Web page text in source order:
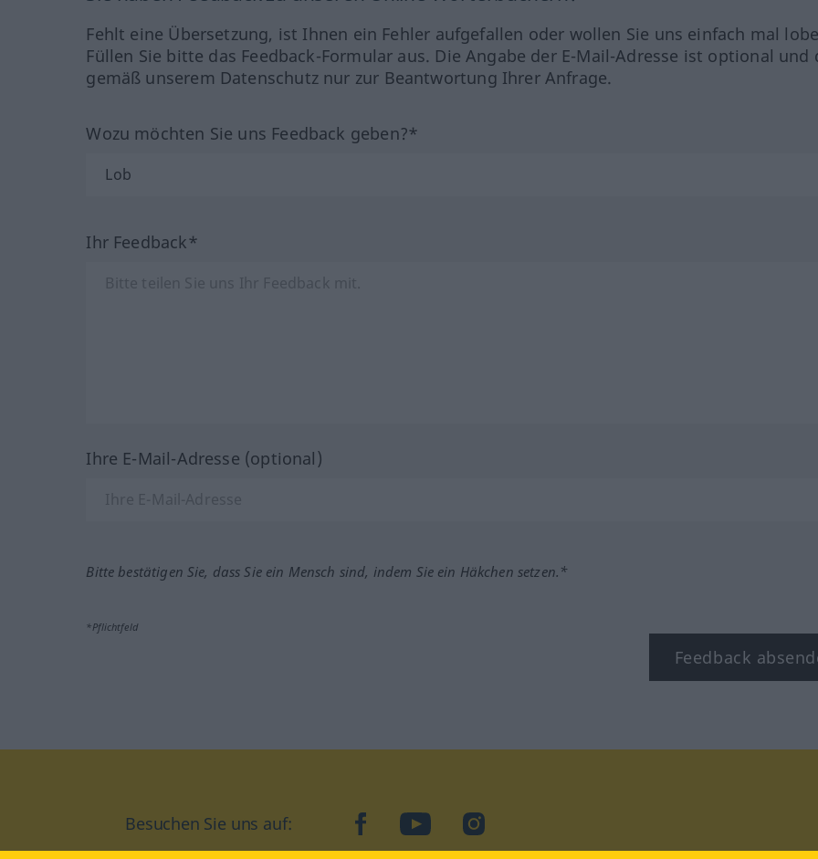
Fehlt eine Übersetzung, ist Ihnen ein Fehler aufgefallen oder wollen Sie uns einfach mal
Füllen Sie bitte das Feedback-Formular aus. Die Angabe der E-Mail-Adresse ist optional und
gemäß unserem Datenschutz nur zur Beantwortung Ihrer Anfrage.
Wozu möchten Sie uns Feedback geben?*
Ihr Feedback*
Ihre E-Mail-Adresse (optional)
Bitte bestätigen Sie, dass Sie ein Mensch sind, indem Sie ein Häkchen setzen.*
*Pflichtfeld
Feedback
Besuchen Sie uns auf: facebookYouTubeInstagram